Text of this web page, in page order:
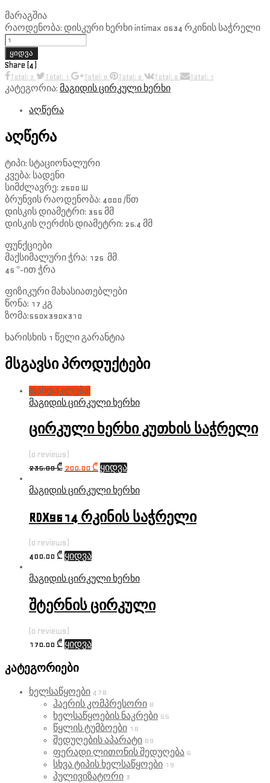
მარაგშია
რაოდენობა: დისკური ხერხი intimax 0634 რკინის საჭრელი
ყიდვა
Share (4)
Total: 2 Total: 1 Total: 0 Total: 0 Total: 0 Total: 1
კატეგორია: მაგიდის ცირკული ხერხი
აღწერა
აღწერა
ტიპი: სტაციონალური
კვება: სადენი
სიმძლავრე: 2600 W
ბრუნვის რაოდენობა: 4000 /წთ
დისკის დიამეტრი: 355 მმ
დისკის ღერძის დიამეტრი: 25.4 მმ
ფუნქციები
მაქსიმალური ჭრა: 125 მმ
45 °-ით ჭრა
ფიზიკური მახასიათებლები
წონა: 17 კგ
ზომა:550x390x310
ხარისხის 1 წელი გარანტია
მსგავსი პროდუქტები
ფასდაკლება!
მაგიდის ცირკული ხერხი
ცირკული ხერხი კუთხის საჭრელი
(0 reviews)
235.00₾ 200.00 ₾ ყიდვა
მაგიდის ცირკული ხერხი
RDX9614 რკინის საჭრელი
(0 reviews)
400.00 ₾ ყიდვა
მაგიდის ცირკული ხერხი
შტერნის ცირკული
(0 reviews)
170.00 ₾ ყიდვა
კატეგორიები
ხელსაწყოები 478
ჰაერის კომპრესორი 8
ხელსაწყოების ნაკრები 55
წყლის ტუმბოები 18
შედუღების აპარატი 89
ფერადი ლითონის შედუღება 6
სხვა ტიპის ხელსაწყოები 19
პულივიზატორი 3